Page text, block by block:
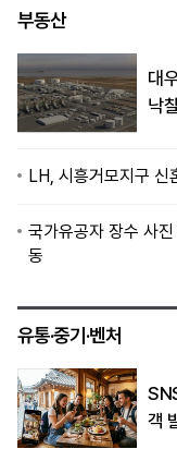
부동산
대
낙
LH, 시흥거모지구
국가유공자 장수 사
동
유통·중기·벤처
객